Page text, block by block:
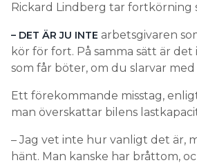
Rickard Lindberg tar fortkörning
– DET ÄR JU INTE arbetsgivaren
kör för fort. På samma sätt är
som får böter, om du slarvar
Ett förekommande misstag,
man överskattar bilens
– Jag vet inte hur vanligt det är,
hänt. Man kanske har bråttom,